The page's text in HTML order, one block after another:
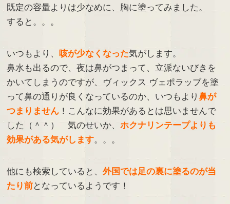
既定の容量よりは少なめに、胸に塗ってみました。
すると。。。
いつもより、咳が少なくなった気がします。
鼻水も出るので、夜は鼻がつまって、立派ないびきを
かいてしまうのですが、ヴィックス ヴェポラッブを塗
って鼻の通りが良くなっているのか、いつもより鼻が
つまりません ！こんなに効果があるとは思いませんで
した（＾＾） 気のせいか、ホクナリンテープよりも
効果がある気がします。。。
他にも検索していると、外国では足の裏に塗るのが当
たり前となっているようです！